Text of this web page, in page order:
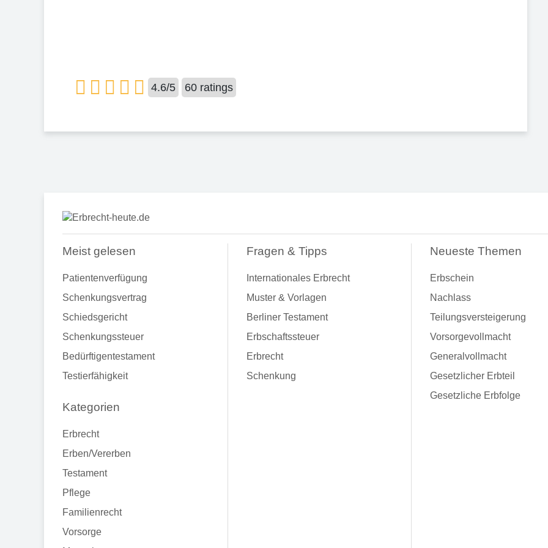
4.6/5 60 ratings
Meist gelesen
Patientenverfügung
Schenkungsvertrag
Schiedsgericht
Schenkungssteuer
Bedürftigentestament
Testierfähigkeit
Kategorien
Erbrecht
Erben/Vererben
Testament
Pflege
Familienrecht
Vorsorge
Fragen & Tipps
Internationales Erbrecht
Muster & Vorlagen
Berliner Testament
Erbschaftssteuer
Erbrecht
Schenkung
Neueste Themen
Erbschein
Nachlass
Teilungsversteigerung
Vorsorgevollmacht
Generalvollmacht
Gesetzlicher Erbteil
Gesetzliche Erbfolge